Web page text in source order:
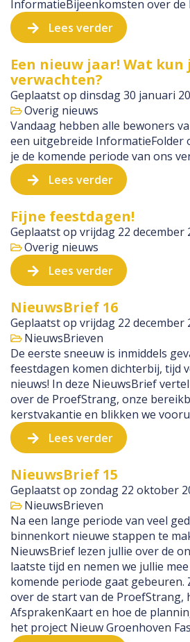
InformatieBijeenkomsten over de
Lees verder
Een nieuw jaar! Wat kun
verwachten?
Geplaatst op dinsdag 30 januari
Overig nieuws
Vandaag hebben alle bewoners
een uitgebreide InformatieFolder
je de komende periode van ons
Lees verder
Fijne feestdagen!
Geplaatst op vrijdag 22 december
Overig nieuws
Lees verder
NieuwsBrief 16
Geplaatst op vrijdag 22 december
NieuwsBrieven
De eerste sneeuw is inmiddels
feestdagen komen dichterbij, tijd
nieuws! In deze NieuwsBrief
over de ProefStrang, onze
kerstvakantie en blikken we
Lees verder
NieuwsBrief 15
Geplaatst op zondag 22 oktober
NieuwsBrieven
Na een lange periode van veel
binnenkort nieuwe stappen te
NieuwsBrief lezen jullie over de
laatste tijd en nemen we jullie
komende periode gaat gebeuren.
over de start van de ProefStrang,
AfsprakenKaart en hoe de
het project Nieuw Groenhoven